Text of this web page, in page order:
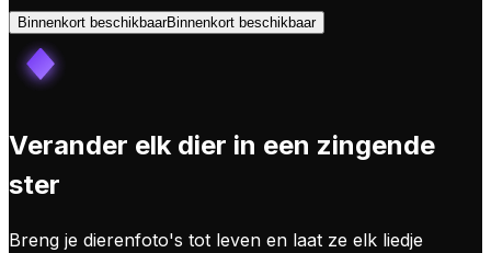
Binnenkort beschikbaarBinnenkort beschikbaar
Verander elk dier in een zingende
ster
Breng je dierenfoto's tot leven en laat ze elk liedje